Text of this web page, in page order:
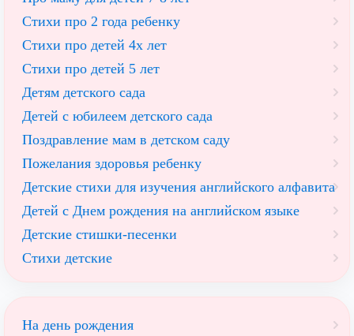
Стихи про 2 года ребенку
Стихи про детей 4х лет
Стихи про детей 5 лет
Детям детского сада
Детей с юбилеем детского сада
Поздравление мам в детском саду
Пожелания здоровья ребенку
Детские стихи для изучения английского алфавита
Детей с Днем рождения на английском языке
Детские стишки-песенки
Стихи детские
На день рождения